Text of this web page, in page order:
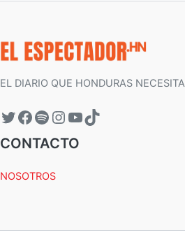
EL DIARIO QUE HONDURAS NECESITA
CONTACTO
NOSOTROS